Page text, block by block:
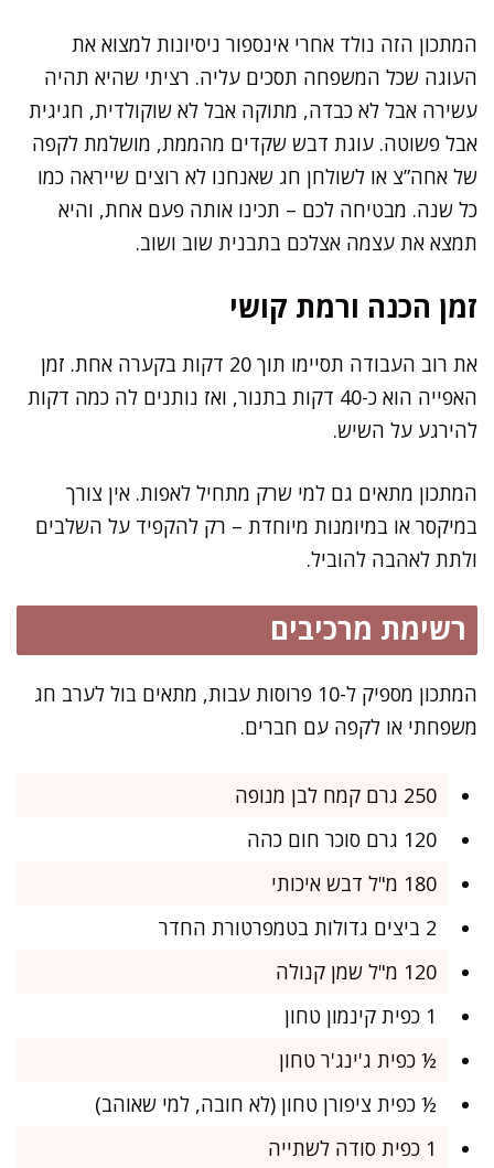
המתכון הזה נולד אחרי אינספור ניסיונות למצוא את
העוגה שכל המשפחה תסכים עליה. רציתי שהיא תהיה
עשירה אבל לא כבדה, מתוקה אבל לא שוקולדית, חגיגית
אבל פשוטה. עוגת דבש שקדים מהממת, מושלמת לקפה
של אחה”צ או לשולחן חג שאנחנו לא רוצים שייראה כמו
כל שנה. מבטיחה לכם – תכינו אותה פעם אחת, והיא
תמצא את עצמה אצלכם בתבנית שוב ושוב.
זמן הכנה ורמת קושי
את רוב העבודה תסיימו תוך 20 דקות בקערה אחת. זמן
האפייה הוא כ-40 דקות בתנור, ואז נותנים לה כמה דקות
להירגע על השיש.
המתכון מתאים גם למי שרק מתחיל לאפות. אין צורך
במיקסר או במיומנות מיוחדת – רק להקפיד על השלבים
ולתת לאהבה להוביל.
רשימת מרכיבים
המתכון מספיק ל-10 פרוסות עבות, מתאים בול לערב חג
משפחתי או לקפה עם חברים.
250 גרם קמח לבן מנופה
120 גרם סוכר חום כהה
180 מ"ל דבש איכותי
2 ביצים גדולות בטמפרטורת החדר
120 מ"ל שמן קנולה
1 כפית קינמון טחון
½ כפית ג'ינג'ר טחון
½ כפית ציפורן טחון (לא חובה, למי שאוהב)
1 כפית סודה לשתייה